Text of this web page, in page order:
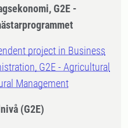
G2E -
project in Business
G2E - Agricultural
Management
(G2E)